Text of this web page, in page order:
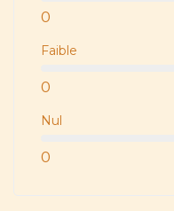
0
Faible
0
Nul
0